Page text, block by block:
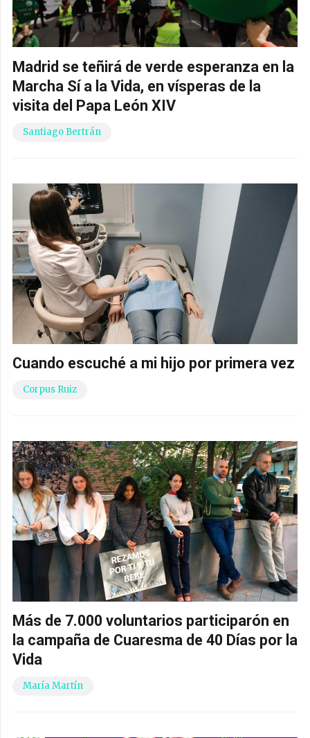
Madrid se teñirá de verde esperanza en la
Marcha Sí a la Vida, en vísperas de la
visita del Papa León XIV
Santiago Bertrán
Cuando escuché a mi hijo por primera vez
Corpus Ruiz
Más de 7.000 voluntarios participarón en
la campaña de Cuaresma de 40 Días por la
Vida
María Martín